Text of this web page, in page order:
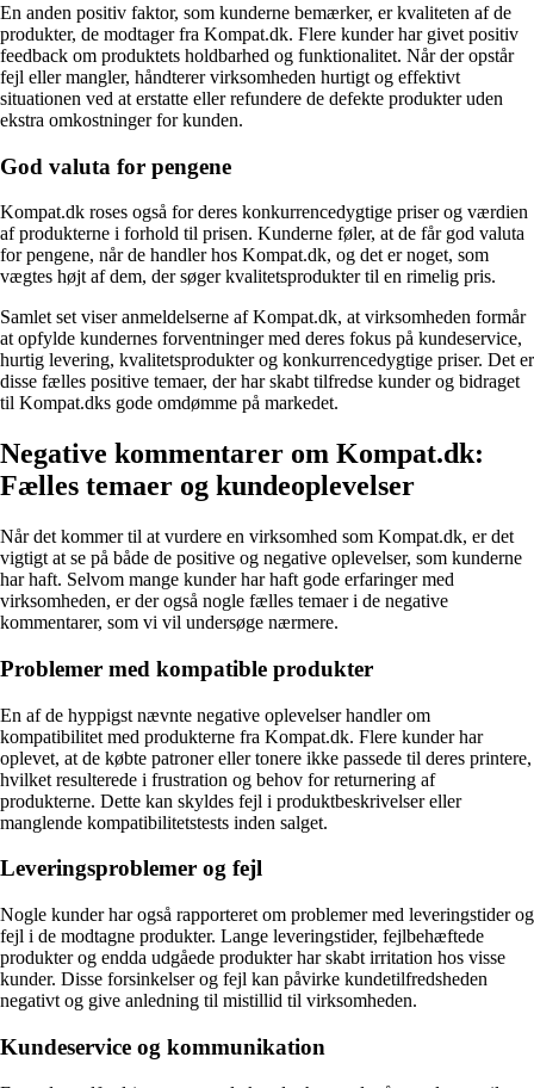
En anden positiv faktor, som kunderne bemærker, er kvaliteten af de
produkter, de modtager fra Kompat.dk. Flere kunder har givet positiv
feedback om produktets holdbarhed og funktionalitet. Når der opstår
fejl eller mangler, håndterer virksomheden hurtigt og effektivt
situationen ved at erstatte eller refundere de defekte produkter uden
ekstra omkostninger for kunden.
God valuta for pengene
Kompat.dk roses også for deres konkurrencedygtige priser og værdien
af produkterne i forhold til prisen. Kunderne føler, at de får god valuta
for pengene, når de handler hos Kompat.dk, og det er noget, som
vægtes højt af dem, der søger kvalitetsprodukter til en rimelig pris.
Samlet set viser anmeldelserne af Kompat.dk, at virksomheden formår
at opfylde kundernes forventninger med deres fokus på kundeservice,
hurtig levering, kvalitetsprodukter og konkurrencedygtige priser. Det er
disse fælles positive temaer, der har skabt tilfredse kunder og bidraget
til Kompat.dks gode omdømme på markedet.
Negative kommentarer om Kompat.dk:
Fælles temaer og kundeoplevelser
Når det kommer til at vurdere en virksomhed som Kompat.dk, er det
vigtigt at se på både de positive og negative oplevelser, som kunderne
har haft. Selvom mange kunder har haft gode erfaringer med
virksomheden, er der også nogle fælles temaer i de negative
kommentarer, som vi vil undersøge nærmere.
Problemer med kompatible produkter
En af de hyppigst nævnte negative oplevelser handler om
kompatibilitet med produkterne fra Kompat.dk. Flere kunder har
oplevet, at de købte patroner eller tonere ikke passede til deres printere,
hvilket resulterede i frustration og behov for returnering af
produkterne. Dette kan skyldes fejl i produktbeskrivelser eller
manglende kompatibilitetstests inden salget.
Leveringsproblemer og fejl
Nogle kunder har også rapporteret om problemer med leveringstider og
fejl i de modtagne produkter. Lange leveringstider, fejlbehæftede
produkter og endda udgåede produkter har skabt irritation hos visse
kunder. Disse forsinkelser og fejl kan påvirke kundetilfredsheden
negativt og give anledning til mistillid til virksomheden.
Kundeservice og kommunikation